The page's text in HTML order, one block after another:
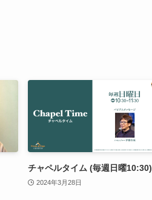
チャペルタイム (毎週日曜10:30)
2024年3月28日